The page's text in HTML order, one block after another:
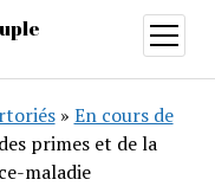
ouvrir
menu
» En cours de
primes et de la
maladie